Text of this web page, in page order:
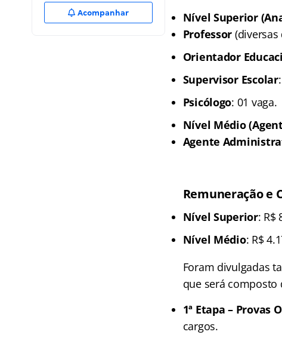
Acompanhar
Nível Superior
Professor (diversas
Orientador
Supervisor Escolar
Psicólogo: 01 vaga.
Nível Médio
Agente
Remuneração e
Nível Superior: R$
Nível Médio: R$
Foram divulgadas
que será composto
1ª Etapa – Provas
cargos.